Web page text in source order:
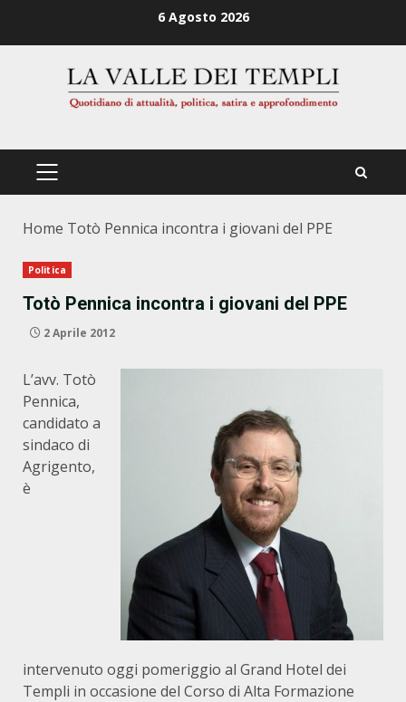
6 Agosto 2026
PRIMÄRES
Home Totò Pennica incontra i giovani del PPE
Politica
Totò Pennica incontra i giovani del PPE
2 Aprile 2012
L’avv. Totò
Pennica,
candidato a
sindaco di
Agrigento,
è
intervenuto oggi pomeriggio al Grand Hotel dei
Templi in occasione del Corso di Alta Formazione